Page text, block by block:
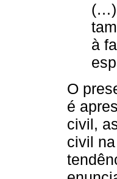
(…)
à
O
é
civil,
civil